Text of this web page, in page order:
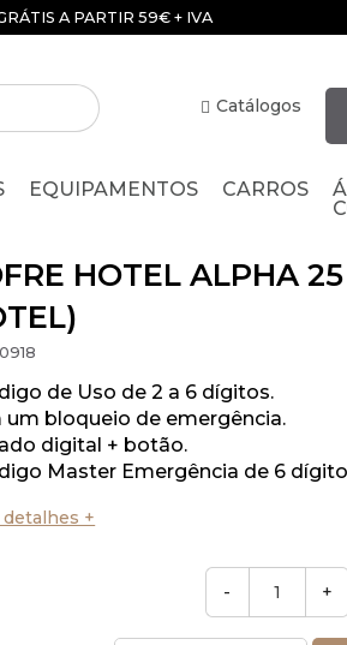
A PARTIR 59€ + IVA
Catálogos
EQUIPAMENTOS CARROS
HOTEL ALPHA
de Uso de 2 a 6 dígitos.
um bloqueio de emergência.
digital + botão.
Master Emergência de 6
detalhes +
- +